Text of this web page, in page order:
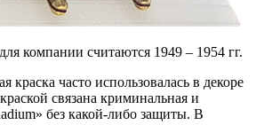
компании считаются 1949 – 1954 гг.
часто использовалась в декоре
связана криминальная и
без какой-либо защиты. В